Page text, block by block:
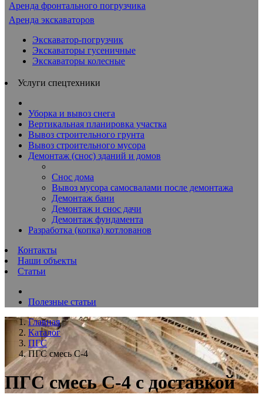
Аренда фронтального погрузчика
Аренда экскаваторов
Экскаватор-погрузчик
Экскаваторы гусеничные
Экскаваторы колесные
Услуги спецтехники
Уборка и вывоз снега
Вертикальная планировка участка
Вывоз строительного грунта
Вывоз строительного мусора
Демонтаж (снос) зданий и домов
Снос дома
Вывоз мусора самосвалами после демонтажа
Демонтаж бани
Демонтаж и снос дачи
Демонтаж фундамента
Разработка (копка) котлованов
Контакты
Наши объекты
Статьи
Полезные статьи
Главная
Каталог
ПГС
ПГС смесь С-4
ПГС смесь С-4 с доставкой